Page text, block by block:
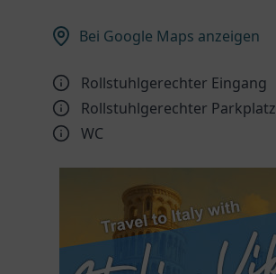
Bei Google Maps anzeigen
Rollstuhlgerechter Eingang
Rollstuhlgerechter Parkplatz
WC